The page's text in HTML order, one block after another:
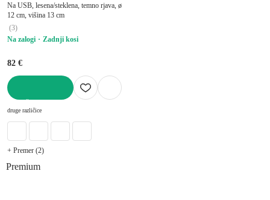
Na USB, lesena/steklena, temno rjava, ø
12 cm, višina 13 cm
(3)
Na zalogi
Zadnji kosi
82 €
druge različice
+ Premer (2)
Premium